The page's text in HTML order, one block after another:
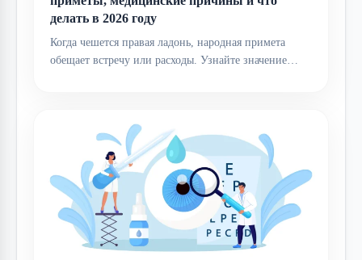
делать в 2026 году
Когда чешется правая ладонь, народная примета
обещает встречу или расходы. Узнайте значение…